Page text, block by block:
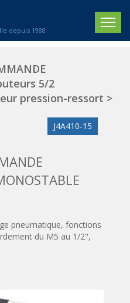
depuis 1988
de vous conseiller !
En
5/2
pression-ressort >
J4A410-15
pneumatique, fonctions
du M5 au 1/2",